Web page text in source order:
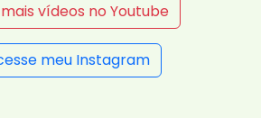
vídeos no Youtube
meu Instagram